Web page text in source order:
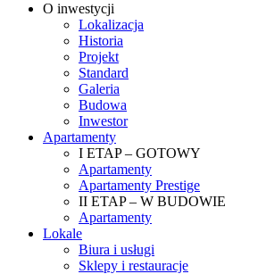
O inwestycji
Lokalizacja
Historia
Projekt
Standard
Galeria
Budowa
Inwestor
Apartamenty
I ETAP – GOTOWY
Apartamenty
Apartamenty Prestige
II ETAP – W BUDOWIE
Apartamenty
Lokale
Biura i usługi
Sklepy i restauracje